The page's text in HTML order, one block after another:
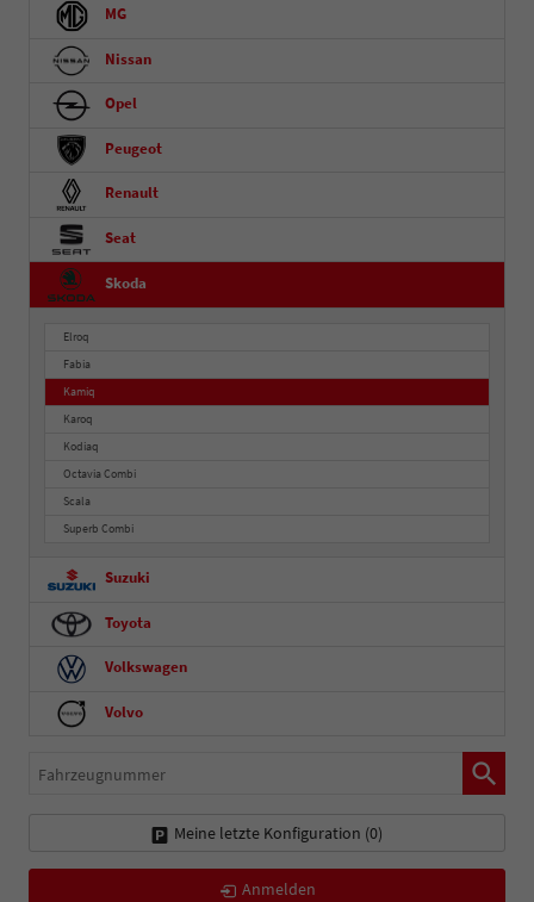
MG
Nissan
Opel
Peugeot
Renault
Seat
Skoda
Elroq
Fabia
Kamiq
Karoq
Kodiaq
Octavia Combi
Scala
Superb Combi
Suzuki
Toyota
Volkswagen
Volvo
Fahrzeugnummer
Meine letzte Konfiguration (0)
Anmelden